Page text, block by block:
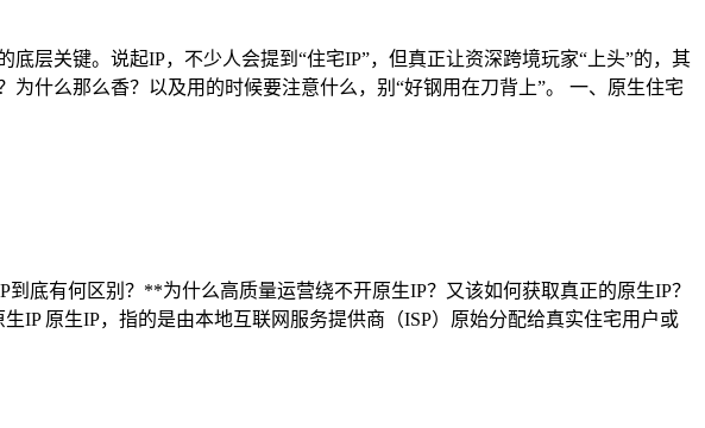
层关键。说起IP，不少人会提到“住宅IP”，但真正让资深跨境玩家“上头”的，其
什么那么香？以及用的时候要注意什么，别“好钢用在刀背上”。 一、原生住宅
底有何区别？**为什么高质量运营绕不开原生IP？又该如何获取真正的原生IP？
IP 原生IP，指的是由本地互联网服务提供商（ISP）原始分配给真实住宅用户或